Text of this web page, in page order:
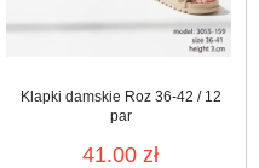
Klapki damskie Roz 36-42 / 12
par
41.00 zł